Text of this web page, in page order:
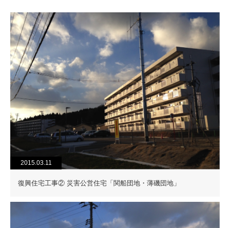
2015.03.11
復興住宅工事② 災害公営住宅「関船団地・薄磯団地」